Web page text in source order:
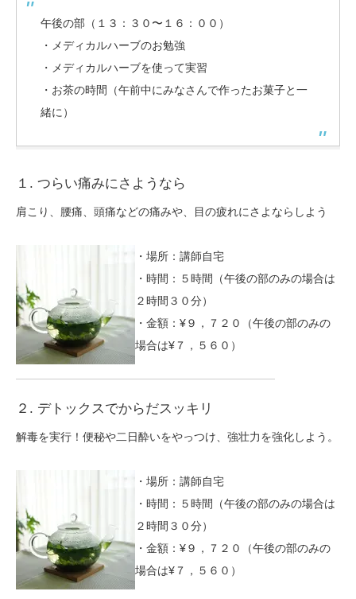
午後の部（１３：３０〜１６：００）
・メディカルハーブのお勉強
・メディカルハーブを使って実習
・お茶の時間（午前中にみなさんで作ったお菓子と一
緒に）
１. つらい痛みにさようなら
肩こり、腰痛、頭痛などの痛みや、目の疲れにさよならしよう
・場所：講師自宅
・時間：５時間（午後の部のみの場合は
２時間３０分）
・金額：¥９，７２０（午後の部のみの
場合は¥７，５６０）
２. デトックスでからだスッキリ
解毒を実行！便秘や二日酔いをやっつけ、強壮力を強化しよう。
・場所：講師自宅
・時間：５時間（午後の部のみの場合は
２時間３０分）
・金額：¥９，７２０（午後の部のみの
場合は¥７，５６０）